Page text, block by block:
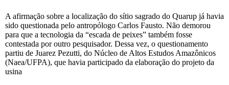
A afirmação sobre a localização do sítio sagrado do Quarup já havia
sido questionada pelo antropólogo Carlos Fausto. Não demorou
para que a tecnologia da “escada de peixes” também fosse
contestada por outro pesquisador. Dessa vez, o questionamento
partiu de Juarez Pezutti, do Núcleo de Altos Estudos Amazônicos
(Naea/UFPA), que havia participado da elaboração do projeto da
usina